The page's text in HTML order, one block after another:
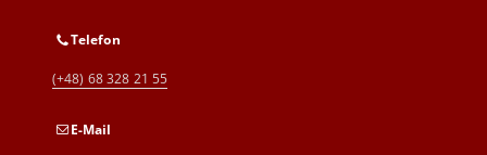
Telefon
(+48) 68 328 21 55
E-Mail